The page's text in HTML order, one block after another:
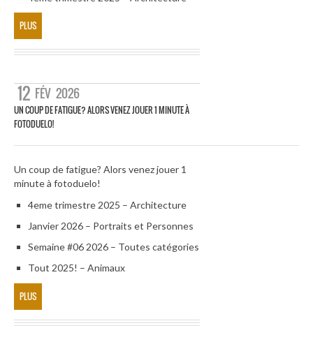
PLUS
12 FÉV 2026
UN COUP DE FATIGUE? ALORS VENEZ JOUER 1 MINUTE À
FOTODUELO!
Un coup de fatigue? Alors venez jouer 1
minute à fotoduelo!
4eme trimestre 2025 – Architecture
Janvier 2026 – Portraits et Personnes
Semaine #06 2026 – Toutes catégories
Tout 2025! – Animaux
PLUS